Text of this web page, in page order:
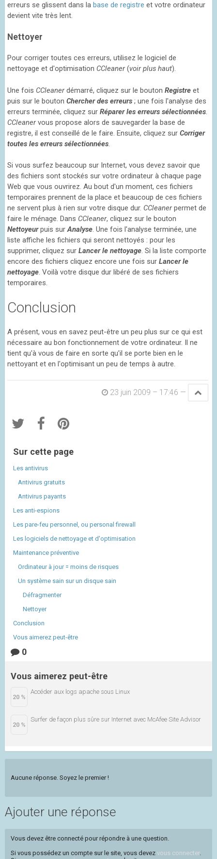
erreurs se glissent dans la base de registre et votre ordinateur
devient vite très lent.
Nettoyer
Pour corriger toutes ces erreurs, utilisez le logiciel de
nettoyage et d'optimisation CCleaner(voir plus haut).
Une fois CCleanerdémarré, cliquez sur le bouton Registre et
puis sur le bouton Chercher des erreurs ; une fois l'analyse des
erreurs terminée, cliquez sur Réparer les erreurs sélectionnées.
CCleanervous propose alors de sauvegarder la base de
registre, il est conseillé de le faire. Ensuite, cliquez sur Corriger
toutes les erreurs sélectionnées.
Si vous surfez beaucoup sur Internet, vous devez savoir que
des fichiers sont stockés sur votre ordinateur à chaque page
Web que vous ouvrirez. Au bout d'un moment, ces fichiers
temporaires prennent de la place et beaucoup de ces fichiers
ne servent plus à rien sur votre disque dur. CCleanerpermet de
faire le ménage. Dans CCleaner, cliquez sur le bouton
Nettoyeurpuis surAnalyse. Une fois l'analyse terminée, une
liste affiche les fichiers qui seront nettoyés : pour les
supprimer, cliquez sur Lancer le nettoyage. Si la liste comporte
encore des fichiers cliquez encore une fois sur Lancer le
nettoyage. Voilà votre disque dur libéré de ses fichiers
temporaires.
Conclusion
A présent, vous en savez peut-être un peu plus sur ce qui est
nécessaire au bon fonctionnement de votre ordinateur. Il ne
tient qu'à vous de faire en sorte qu'il se porte bien en le
nettoyant et en l'optimisant un peu de temps à autre.
23 juin 2009 – 17:46 —
Sur cette page
Les antivirus
Antivirus gratuits
Antivirus payants
Les anti-espions
Les pare-feu personnel, ou personal firewall
Les logiciels de nettoyage et d'optimisation
Maintenance préventive
Ordinateur à jour = moins de risques
Un système sain sur un disque sain
Défragmenter
Nettoyer
Conclusion
Vous aimerez peut-être
0
Vous aimerez peut-être
20 %
Accéder aux logs apache sous Linux
20 %
Surfer de façon plus sûre sur Internet avec McAfee Site Advisor
Aucune réponse. Soyez le premier !
Ajouter une réponse
Vous devez être connecté pour répondre à une question.
Si vous possédez un compte sur le site, vous devez vous connecter.